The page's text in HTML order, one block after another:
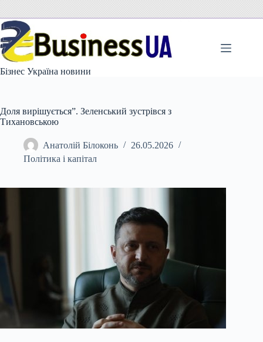
вмісту
Бізнес Україна новини
Доля вирішується”. Зеленський зустрівся з
Тихановською
Анатолій Білоконь
26.05.2026
Політика і капітал